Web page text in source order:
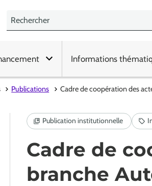
Informations
Publications Cadre de coopération des
Cadre de
branche